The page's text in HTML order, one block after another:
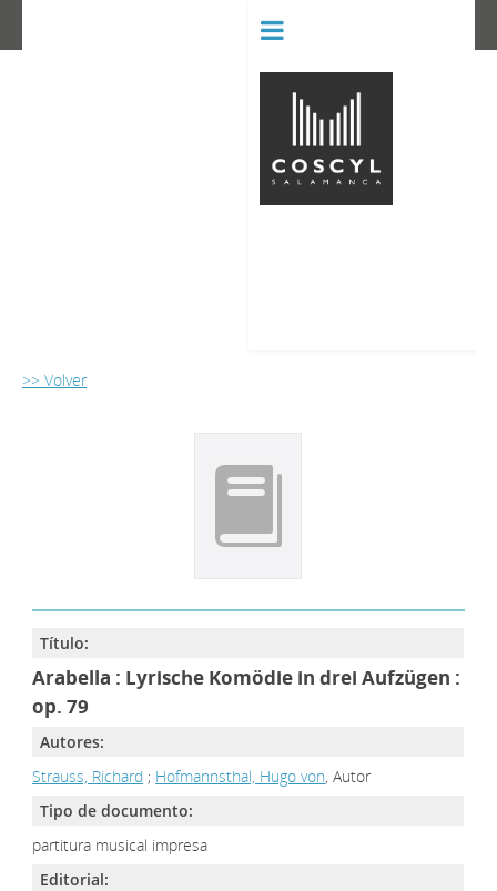
>> Volver
Título:
Arabella : Lyrische Komödie in drei Aufzügen :
op. 79
Autores:
Strauss, Richard ; Hofmannsthal, Hugo von, Autor
Tipo de documento:
partitura musical impresa
Editorial: